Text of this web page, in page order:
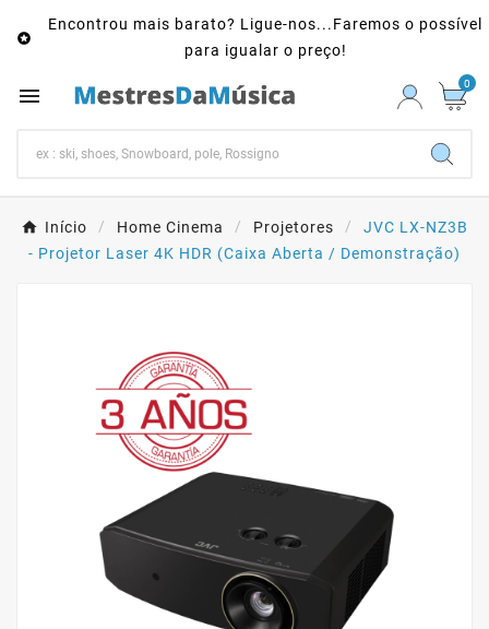

Encontrou mais barato? Ligue-nos...Faremos o possível
para igualar o preço!
 0
Início Home Cinema Projetores
JVC LX-NZ3B
- Projetor Laser 4K HDR (Caixa Aberta / Demonstração)